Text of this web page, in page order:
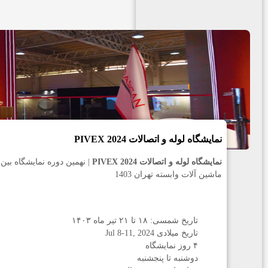
نمایشگاه لوله و اتصالات PIVEX 2024
نمایشگاه لوله و اتصالات PIVEX 2024
| نهمین دوره نمایشگاه
ماشین آلات وابسته تهران 1403
تاریخ شمسی: ۱۸ تا ۲۱ تیر ماه ۱۴۰۳
تاریخ میلادی 2024 ,Jul 8-11
۴ روز نمایشگاه
دوشنبه تا پنجشنبه